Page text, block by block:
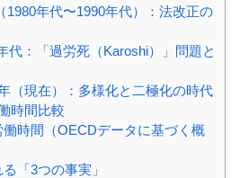
年代〜1990年代）：法改正の
：「過労死（Karoshi）」問題と
（現在）：多様化と二極化の時代
時間比較
時間（OECDデータに基づく概
「3つの事実」